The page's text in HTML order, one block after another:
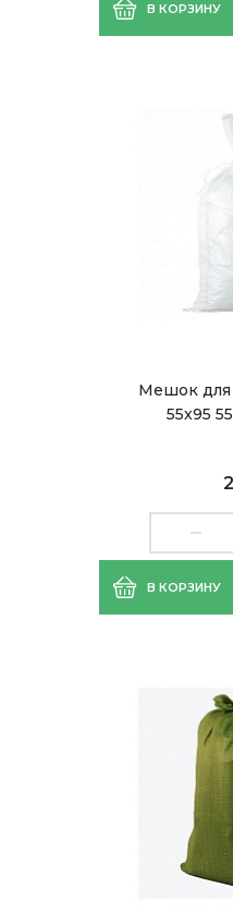
В КОРЗИНУ
Мешок для
55x95
В КОРЗИНУ